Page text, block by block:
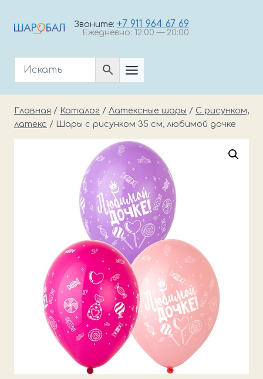
Звоните: +7 911 964 67 69
Ежедневно: 12:00 — 20:00
Главная / Каталог / Латексные шары / С рисунком,
латекс / Шары с рисунком 35 см, любимой дочке